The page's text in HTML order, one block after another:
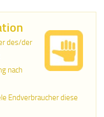
des/der
nach
Endverbraucher diese